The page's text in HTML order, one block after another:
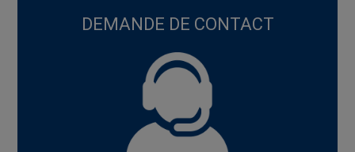
DEMANDE DE CONTACT